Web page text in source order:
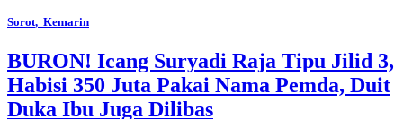
Sorot, Kemarin
BURON! Icang Suryadi Raja Tipu Jilid 3,
Habisi 350 Juta Pakai Nama Pemda, Duit
Duka Ibu Juga Dilibas